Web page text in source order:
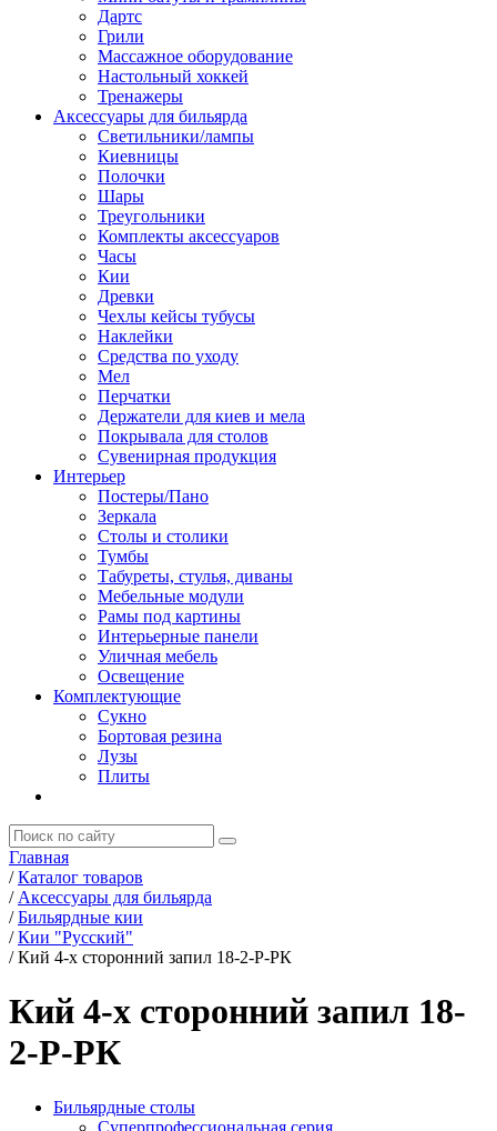
Дартс
Грили
Массажное оборудование
Настольный хоккей
Тренажеры
Аксессуары для бильярда
Светильники/лампы
Киевницы
Полочки
Шары
Треугольники
Комплекты аксессуаров
Часы
Кии
Древки
Чехлы кейсы тубусы
Наклейки
Средства по уходу
Мел
Перчатки
Держатели для киев и мела
Покрывала для столов
Сувенирная продукция
Интерьер
Постеры/Пано
Зеркала
Столы и столики
Тумбы
Табуреты, стулья, диваны
Мебельные модули
Рамы под картины
Интерьерные панели
Уличная мебель
Освещение
Комплектующие
Сукно
Бортовая резина
Лузы
Плиты
Главная
/ Каталог товаров
/ Аксессуары для бильярда
/ Бильярдные кии
/ Кии "Русский"
/ Кий 4-х сторонний запил 18-2-Р-РК
Кий 4-х сторонний запил 18-
2-Р-РК
Бильярдные столы
Суперпрофессиональная серия